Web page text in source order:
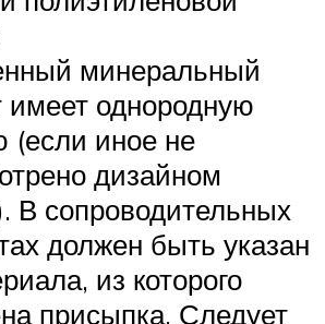
минеральный
имеет однородную
(если иное не
дизайном
В сопроводительных
должен быть указан
из которого
присыпка. Следует